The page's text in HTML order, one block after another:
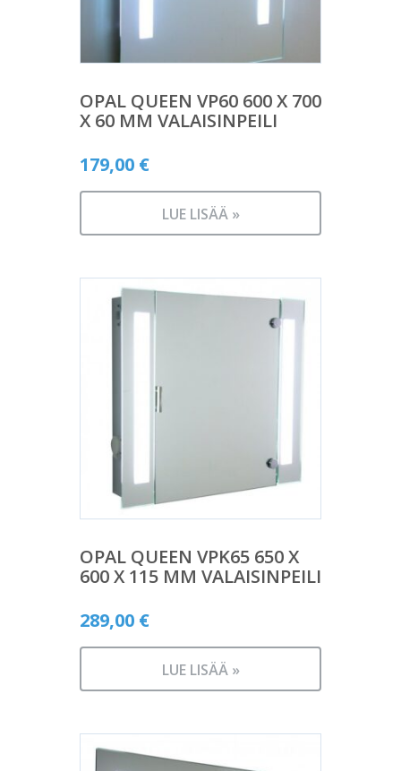
OPAL QUEEN VP60 600 X 700
X 60 MM VALAISINPEILI
179,00 €
LUE LISÄÄ »
OPAL QUEEN VPK65 650 X
600 X 115 MM VALAISINPEILI
289,00 €
LUE LISÄÄ »